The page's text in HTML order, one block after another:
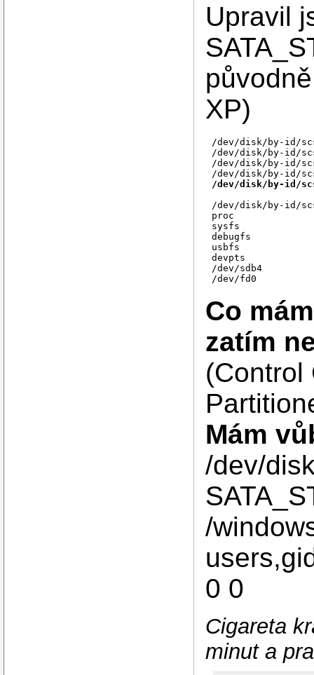
Upravil
XP)
/dev/disk/by-id/
/dev/disk/by-id/
/dev/disk/by-id/
/dev/disk/by-id/
/dev/disk/by-id/
proc
sysfs
debugfs
usbfs
devpts
/dev/sdb4
/dev/fd0
Co
zatím
(Control
Mám
/dev/
/
0 0
Cigareta
minut a